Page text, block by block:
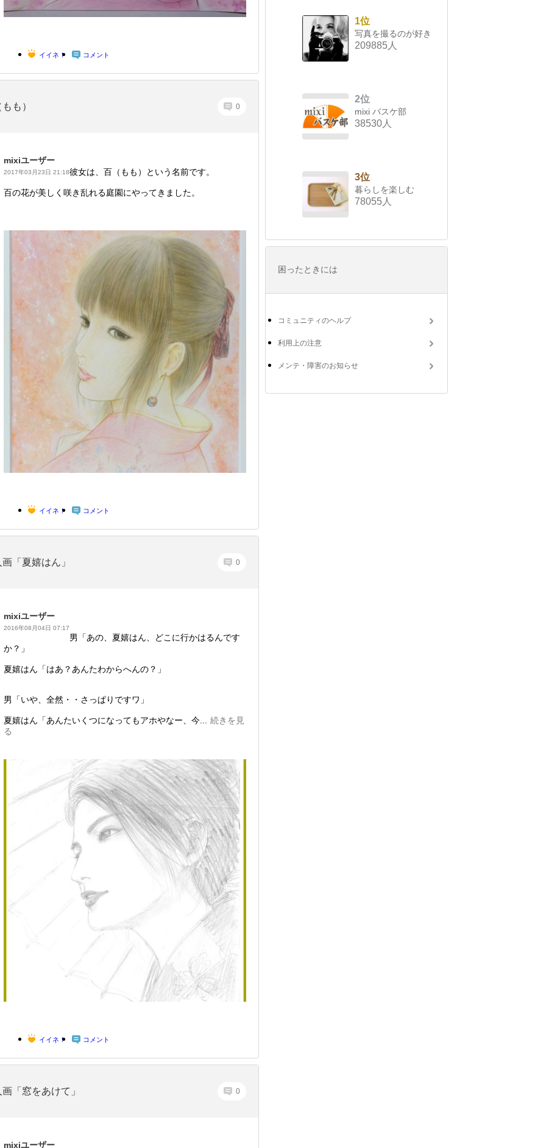
イイネ！ コメント
も） 0
mixiユーザー
2017年03月23日 21:18彼女は、百（もも）という名前です。
百の花が美しく咲き乱れる庭園にやってきました。
イイネ！ コメント
「夏嬉はん」 0
mixiユーザー
2016年08月04日 07:17
男「あの、夏嬉はん、どこに行かはるんです
か？」
夏嬉はん「はあ？あんたわからへんの？」
男「いや、全然・・さっぱりですワ」
夏嬉はん「あんたいくつになってもアホやなー、今...
続きを見
る
イイネ！ コメント
「窓をあけて」 0
mixiユーザー
1位
写真を撮るのが好き
209885人
2位
mixi バスケ部
38530人
3位
暮らしを楽しむ
78055人
困ったときには
コミュニティのヘルプ
利用上の注意
メンテ・障害のお知らせ